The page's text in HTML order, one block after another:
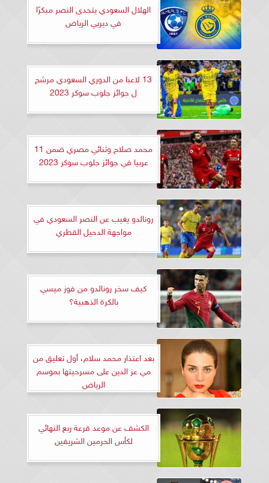
الهلال السعودي يتحدى النصر مبكرًا
في ديربي الرياض
13 لاعبا من الدوري السعودي مرشح
ل جوائز جلوب سوكر 2023
محمد صلاح وثنائي مصري ضمن 11
عربيا في جوائز جلوب سوكر 2023
رونالدو يغيب عن النصر السعودي في
مواجهة الدحيل القطري
كيف سخر رونالدو من فوز ميسي
بالكرة الذهبية؟
بعد اعتذار محمد سلام، أول تعليق من
مي عز الدين على مسرحيتها بموسم
الرياض
الكشف عن موعد قرعة ربع النهائي
لكأس الحرمين الشريفين